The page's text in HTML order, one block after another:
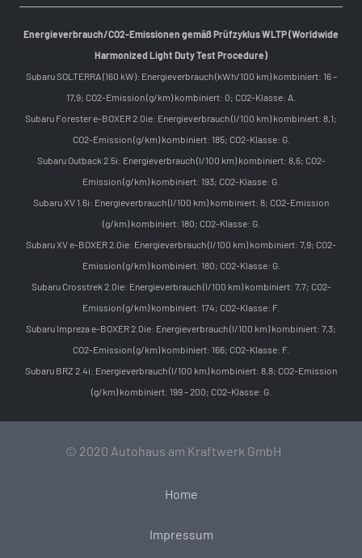
Energieverbrauch/CO2-Emissionen gemäß Prüfzyklus WLTP (Worldwide
Harmonized Light Duty Test Procedure)
Subaru SOLTERRA (160 kW): Energieverbrauch (kWh/100 km) kombiniert: 16 –
17,9; CO2-Emission (g/km) kombiniert: 0; CO2-Klasse: A.
Subaru Forester e-BOXER 2.0ie: Energieverbrauch (l/100 km) kombiniert: 8,1;
CO2-Emission (g/km) kombiniert: 185; CO2-Klasse: G.
Subaru Outback 2.5i: Energieverbrauch (l/100 km) kombiniert: 8,6; CO2-
Emission (g/km) kombiniert: 193; CO2-Klasse: G.
Subaru XV 1.6i: Energieverbrauch (l/100 km) kombiniert: 8; CO2-Emission
(g/km) kombiniert: 180; CO2-Klasse: G.
Subaru XV e-BOXER 2.0ie: Energieverbrauch (l/100 km) kombiniert: 7,9; CO2-
Emission (g/km) kombiniert: 180; CO2-Klasse: G.
Subaru Crosstrek 2.0ie: Energieverbrauch (l/100 km) kombiniert: 7,7; CO2-
Emission (g/km) kombiniert: 174; CO2-Klasse: F.
Subaru Impreza e-BOXER 2.0ie: Energieverbrauch (l/100 km) kombiniert: 7,3;
CO2-Emission (g/km) kombiniert: 166; CO2-Klasse: F.
Subaru BRZ 2.4i: Energieverbrauch (l/100 km) kombiniert: 8,8; CO2-Emission
(g/km) kombiniert: 199 – 200; CO2-Klasse: G.
© 2020 Autohaus am Kraftwerk GmbH
Home
Impressum